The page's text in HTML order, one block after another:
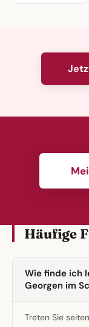
Häufige
Wie finde ich
Georgen im
Treten Sie